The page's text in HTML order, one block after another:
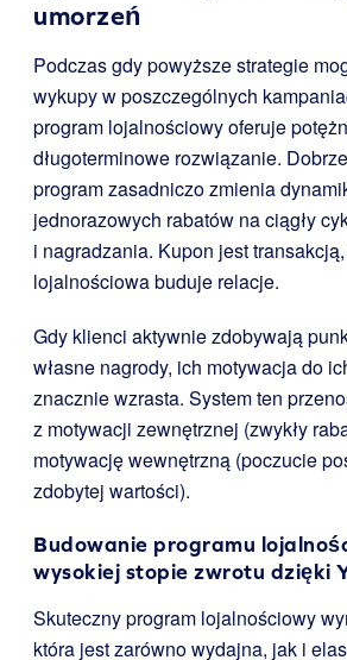
umorzeń
Podczas gdy powyższe strategie
wykupy w poszczególnych
program lojalnościowy oferuje
długoterminowe rozwiązanie.
program zasadniczo zmienia
jednorazowych rabatów na ciągły
i nagradzania. Kupon jest
lojalnościowa buduje relacje.
Gdy klienci aktywnie zdobywają
własne nagrody, ich motywacja do
znacznie wzrasta. System ten
z motywacji zewnętrznej (zwykły
motywację wewnętrzną (poczucie
zdobytej wartości).
Budowanie programu
wysokiej stopie zwrotu dzięki
Skuteczny program lojalnościowy
która jest zarówno wydajna, jak i